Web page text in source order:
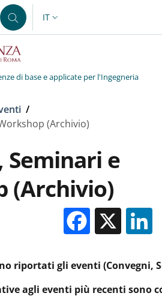
SELETTORE LINGUA:
IT
di base e applicate per l'Ingegneria
/
(Archivio)
Seminari e
(Archivio)
X
riportati gli eventi
agli eventi più recenti sono